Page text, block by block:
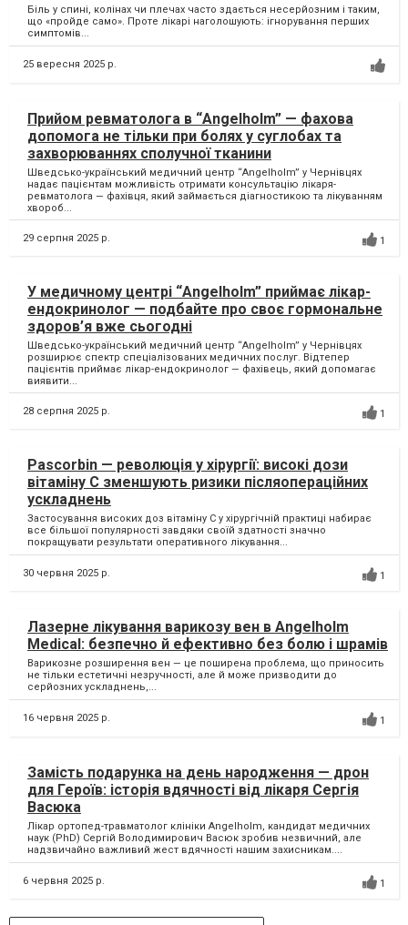
Біль у спині, колінах чи плечах часто здається несерйозним і таким,
що «пройде само». Проте лікарі наголошують: ігнорування перших
симптомів...
25 вересня 2025 р.
Прийом ревматолога в “Angelholm” — фахова
допомога не тільки при болях у суглобах та
захворюваннях сполучної тканини
Шведсько-український медичний центр “Angelholm” у Чернівцях
надає пацієнтам можливість отримати консультацію лікаря-
ревматолога — фахівця, який займається діагностикою та лікуванням
хвороб...
29 серпня 2025 р. 1
У медичному центрі “Angelholm” приймає лікар-
ендокринолог — подбайте про своє гормональне
здоров’я вже сьогодні
Шведсько-український медичний центр “Angelholm” у Чернівцях
розширює спектр спеціалізованих медичних послуг. Відтепер
пацієнтів приймає лікар-ендокринолог — фахівець, який допомагає
виявити...
28 серпня 2025 р. 1
Pascorbin — революція у хірургії: високі дози
вітаміну С зменшують ризики післяопераційних
ускладнень
Застосування високих доз вітаміну С у хірургічній практиці набирає
все більшої популярності завдяки своїй здатності значно
покращувати результати оперативного лікування...
30 червня 2025 р. 1
Лазерне лікування варикозу вен в Angelholm
Medical: безпечно й ефективно без болю і шрамів
Варикозне розширення вен — це поширена проблема, що приносить
не тільки естетичні незручності, але й може призводити до
серйозних ускладнень,...
16 червня 2025 р. 1
Замість подарунка на день народження — дрон
для Героїв: історія вдячності від лікаря Сергія
Васюка
Лікар ортопед-травматолог клініки Angelholm, кандидат медичних
наук (PhD) Сергій Володимирович Васюк зробив незвичний, але
надзвичайно важливий жест вдячності нашим захисникам....
6 червня 2025 р. 1